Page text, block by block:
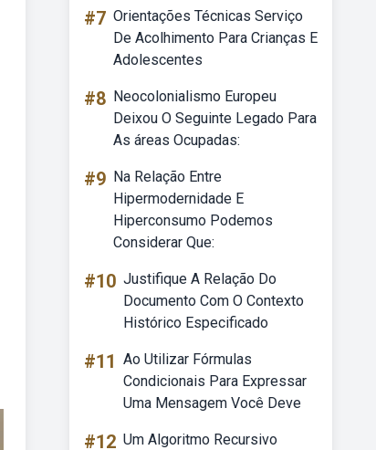
#7 Orientações Técnicas Serviço
De Acolhimento Para Crianças E
Adolescentes
#8 Neocolonialismo Europeu
Deixou O Seguinte Legado Para
As áreas Ocupadas:
#9 Na Relação Entre
Hipermodernidade E
Hiperconsumo Podemos
Considerar Que:
#10 Justifique A Relação Do
Documento Com O Contexto
Histórico Especificado
#11 Ao Utilizar Fórmulas
Condicionais Para Expressar
Uma Mensagem Você Deve
#12 Um Algoritmo Recursivo